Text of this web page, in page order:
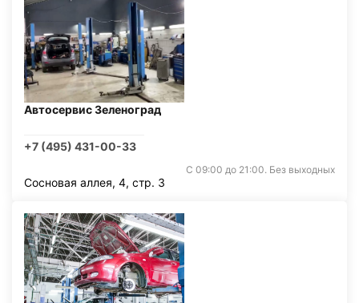
Автосервис Зеленоград
+7 (495) 431-00-33
С 09:00 до 21:00. Без выходных
Сосновая аллея, 4, стр. 3